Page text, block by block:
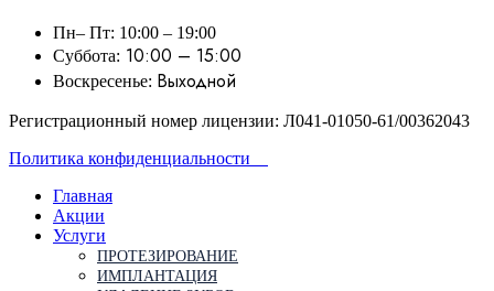
Пн– Пт: 10:00 – 19:00
Суббота: 10:00 – 15:00
Воскресенье: Выходной
Регистрационный номер лицензии: Л041-01050-61/00362043
Политика конфиденциальности
Главная
Акции
Услуги
ПРОТЕЗИРОВАНИЕ
ИМПЛАНТАЦИЯ